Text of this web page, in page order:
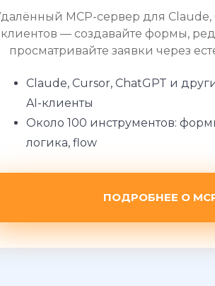
MCP-сервер для Claude,
клиентов — создавайте формы,
просматривайте заявки через
Claude, Cursor, ChatGPT и
AI-клиенты
Около 100 инструментов:
логика, flow
ПОДРОБНЕЕ О